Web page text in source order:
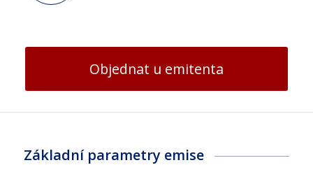
Objednat u emitenta
Základní parametry emise